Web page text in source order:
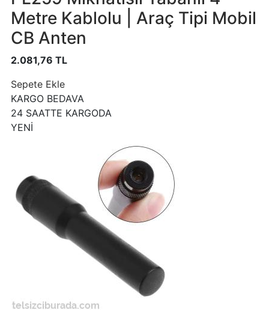
Metre Kablolu | Araç Tipi Mobil
CB Anten
2.081,76 TL
Sepete Ekle
KARGO BEDAVA
24 SAATTE KARGODA
YENİ